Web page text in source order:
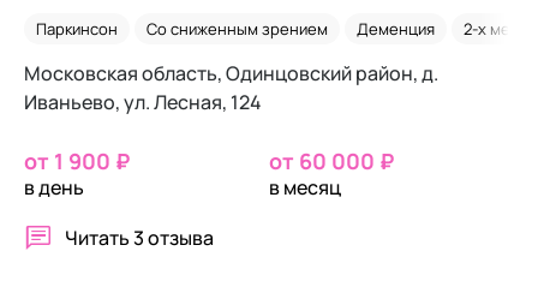
Паркинсон Со сниженным зрением Деменция 2-х
Московская область, Одинцовский район, д.
Иваньево, ул. Лесная, 124
от 1 900 ₽
в день
от 60 000 ₽
в месяц
Читать3 отзыва